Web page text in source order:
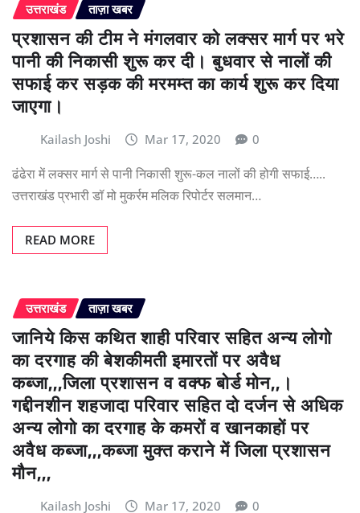
उत्तराखंड ताज़ा खबर
प्रशासन की टीम ने मंगलवार को लक्सर मार्ग पर भरे
पानी की निकासी शुरू कर दी। बुधवार से नालों की
सफाई कर सड़क की मरमम्त का कार्य शुरू कर दिया
जाएगा।
Kailash Joshi Mar 17, 2020 0
ढंढेरा में लक्सर मार्ग से पानी निकासी शुरू-कल नालों की होगी सफाई…..
उत्तराखंड प्रभारी डॉ मो मुकर्रम मलिक रिपोर्टर सलमान…
READ MORE
उत्तराखंड ताज़ा खबर
जानिये किस कथित शाही परिवार सहित अन्य लोगो
का दरगाह की बेशकीमती इमारतों पर अवैध
कब्जा,,,जिला प्रशासन व वक्फ बोर्ड मोन,,।
गद्दीनशीन शहजादा परिवार सहित दो दर्जन से अधिक
अन्य लोगो का दरगाह के कमरों व खानकाहों पर
अवैध कब्जा,,,कब्जा मुक्त कराने में जिला प्रशासन
मौन,,,
Kailash Joshi Mar 17, 2020 0